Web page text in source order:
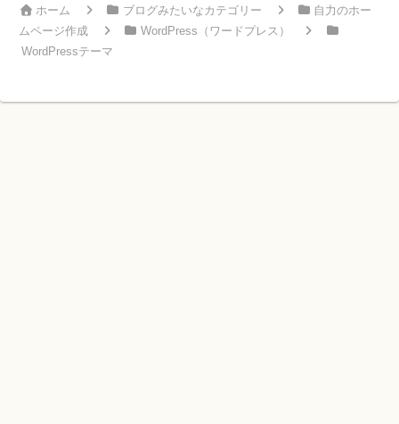
ホーム ブログみたいなカテゴリー
自力のホー
ムページ作成
WordPress（ワードプレス）
WordPressテーマ